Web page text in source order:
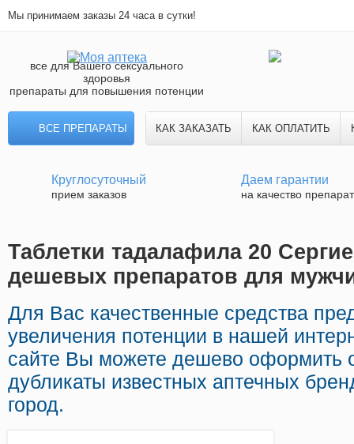
Мы принимаем заказы 24 часа в сутки!
все для Вашего сексуального
здоровья
препараты для повышения потенции
ВСЕ ПРЕПАРАТЫ КАК ЗАКАЗАТЬ КАК ОПЛАТИТЬ
Круглосуточный
прием заказов
Даем гарантии
на качество
Таблетки тадалафила 20
дешевых препаратов для
Для Вас качественные средства
увеличения потенции в нашей
сайте Вы можете дешево оформить
дубликаты известных аптечных
город.